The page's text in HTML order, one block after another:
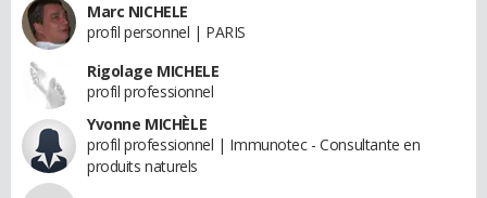
Marc NICHELE
profil personnel | PARIS
Rigolage MICHELE
profil professionnel
Yvonne MICHÈLE
profil professionnel | Immunotec - Consultante en
produits naturels